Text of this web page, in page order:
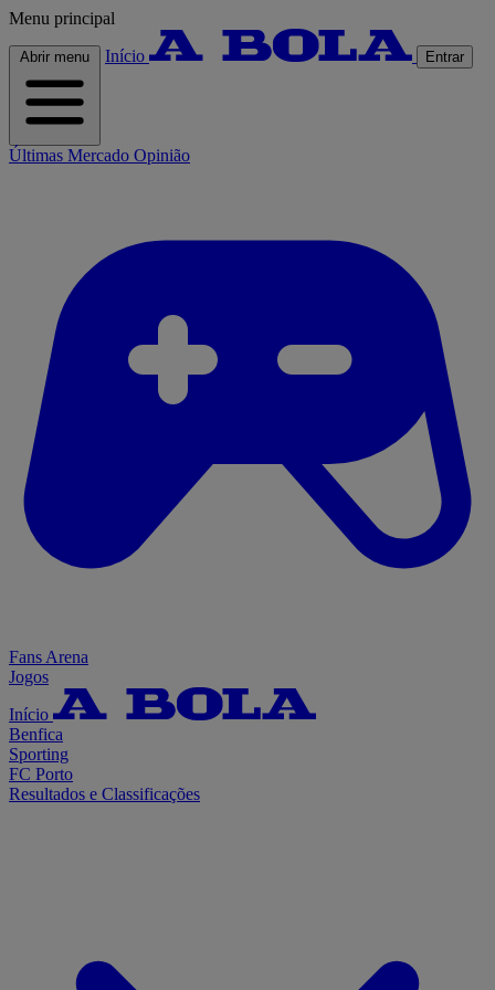
Menu principal
Abrir menu Início Entrar
Últimas Mercado Opinião
Fans Arena
Jogos
Início
Benfica
Sporting
FC Porto
Resultados e Classificações